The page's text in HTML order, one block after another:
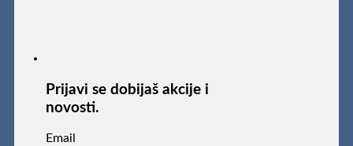
Prijavi se dobijaš akcije i
novosti.
Email